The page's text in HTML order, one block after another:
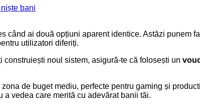
bani
când ai două opțiuni aparent identice. Astăzi punem
utilizatori diferiți.
noul sistem, asigură-te că folosești un
de buget mediu, perfecte pentru gaming și
a vedea care merită cu adevărat banii tăi.